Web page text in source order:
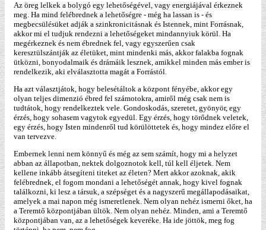
Az öreg lelkek a bolygó egy lehetőségével, vagy energiájával érkeznek
meg. Ha mind felébrednek a lehetőségre - még ha lassan is - és
megbecsülésüket adják a szinkronicitásnak és Istennek, mint Forrásnak,
akkor mi el tudjuk rendezni a lehetőségeket mindannyiuk körül. Ha
megérkeznek és nem ébrednek fel, vagy egyszerűen csak
keresztülszántják az életüket, mint mindenki más, akkor falakba fognak
ütközni, bonyodalmaik és drámáik lesznek, amikkel minden más ember is
rendelkezik, aki elválasztotta magát a Forrástól.
Ha azt választjátok, hogy belesétáltok a központ fényébe, akkor egy
olyan teljes dimenzió ébred fel számotokra, amiről még csak nem is
tudtátok, hogy rendelkeztek vele. Gondoskodás, szeretet, gyönyör, egy
érzés, hogy sohasem vagytok egyedül. Egy érzés, hogy törődnek veletek,
egy érzés, hogy Isten mindenről tud körülöttetek és, hogy mindez előre el
van tervezve.
Embernek lenni nem könnyű és még az sem számít, hogy mi a helyzet
abban az állapotban, nektek dolgoznotok kell, túl kell éljetek. Nem
kellene inkább átsegíteni titeket az életen? Mert akkor azoknak, akik
felébrednek, el fogom mondani a lehetőségét annak, hogy kivel fognak
találkozni, ki lesz a társuk, a szépséget és a nagyszerű megállapodásaikat,
amelyek a mai napon még ismeretlenek. Nem olyan nehéz ismerni őket, ha
a Teremtő központjában ültök. Nem olyan nehéz. Minden, ami a Teremtő
központjában van, az a lehetőségek keveréke. Ha ide jöttök, meg fog